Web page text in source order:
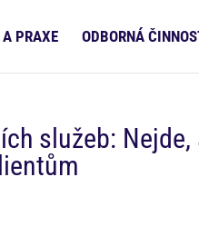
PRAXE ODBORNÁ
služeb: Nejde,